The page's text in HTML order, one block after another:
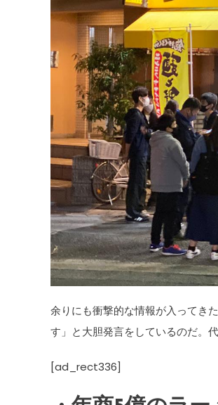
余りにも衝撃的な情報が入ってき
す」と大胆発言をしているのだ。
[ad_rect336]